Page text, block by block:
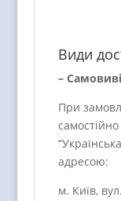
Види
–
При
адресою:
м. Київ,